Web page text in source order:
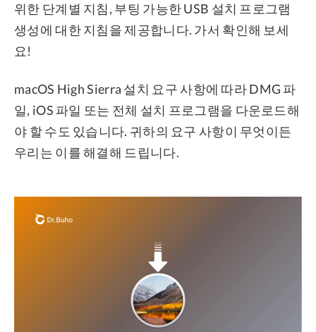
위한 단계별 지침, 부팅 가능한 USB 설치 프로그램
생성에 대한 지침을 제공합니다. 가서 확인해 보세
요!
macOS High Sierra 설치 요구 사항에 따라 DMG 파
일, iOS 파일 또는 전체 설치 프로그램을 다운로드해
야 할 수도 있습니다. 귀하의 요구 사항이 무엇이든
우리는 이를 해결해 드립니다.